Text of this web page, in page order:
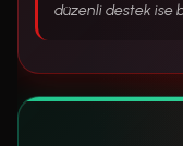
düzenli destek ise